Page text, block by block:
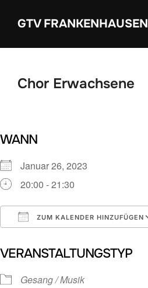
InhaltGTV FRANKENHAUSEN
Chor Erwachsene
WANN
Januar 26, 2023
20:00 - 21:30
ZUM KALENDER HINZUFÜGEN
VERANSTALTUNGSTYP
Gesang / Musik